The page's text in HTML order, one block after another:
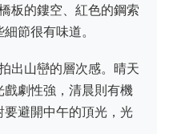
板的鏤空、紅色的鋼索
節很有味道。
出山巒的層次感。晴天
劇性強，清晨則有機
避開中午的頂光，光